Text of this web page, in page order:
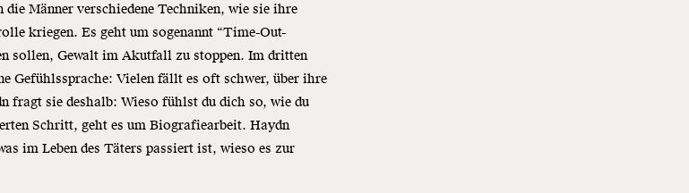
Männer verschiedene Techniken, wie sie ihre
kriegen. Es geht um sogenannt “Time-Out-
sollen, Gewalt im Akutfall zu stoppen. Im dritten
Gefühlssprache: Vielen fällt es oft schwer, über ihre
fragt sie deshalb: Wieso fühlst du dich so, wie du
Schritt, geht es um Biografiearbeit. Haydn
im Leben des Täters passiert ist, wieso es zur